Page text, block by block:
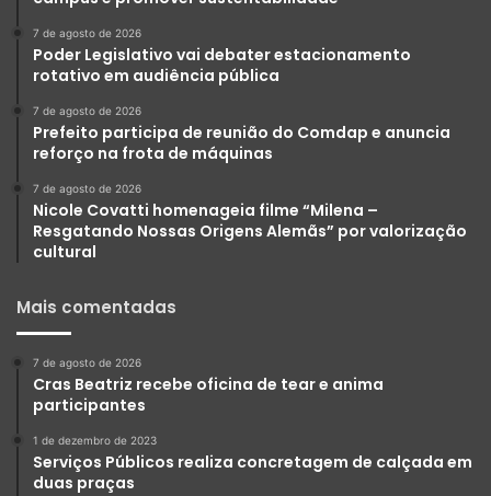
7 de agosto de 2026
Poder Legislativo vai debater estacionamento
rotativo em audiência pública
7 de agosto de 2026
Prefeito participa de reunião do Comdap e anuncia
reforço na frota de máquinas
7 de agosto de 2026
Nicole Covatti homenageia filme “Milena –
Resgatando Nossas Origens Alemãs” por valorização
cultural
Mais comentadas
7 de agosto de 2026
Cras Beatriz recebe oficina de tear e anima
participantes
1 de dezembro de 2023
Serviços Públicos realiza concretagem de calçada em
duas praças